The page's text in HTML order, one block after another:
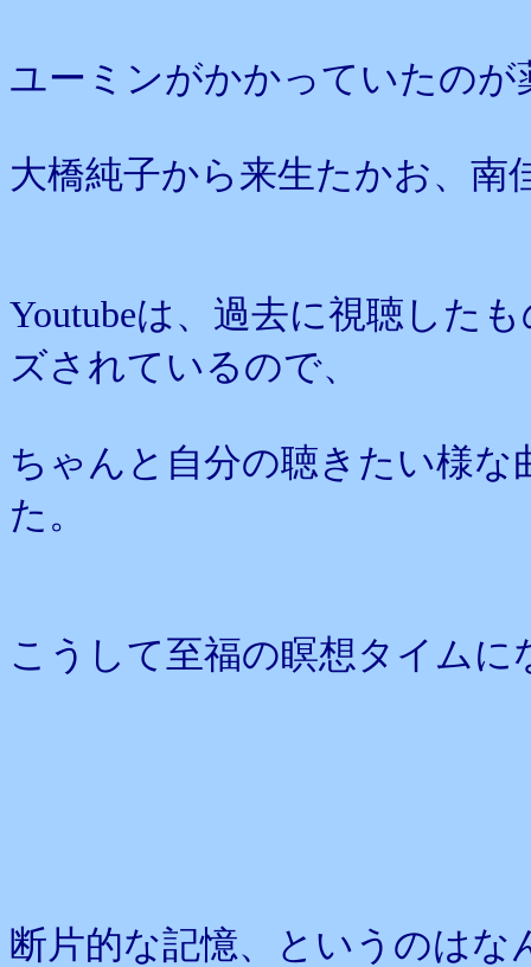
ユーミンがかかっていたの
大橋純子から来生たかお、南
Youtubeは、過去に視聴した
ズされているので、
ちゃんと自分の聴きたい様
た。
こうして至福の瞑想タイムに
断片的な記憶、というのはな